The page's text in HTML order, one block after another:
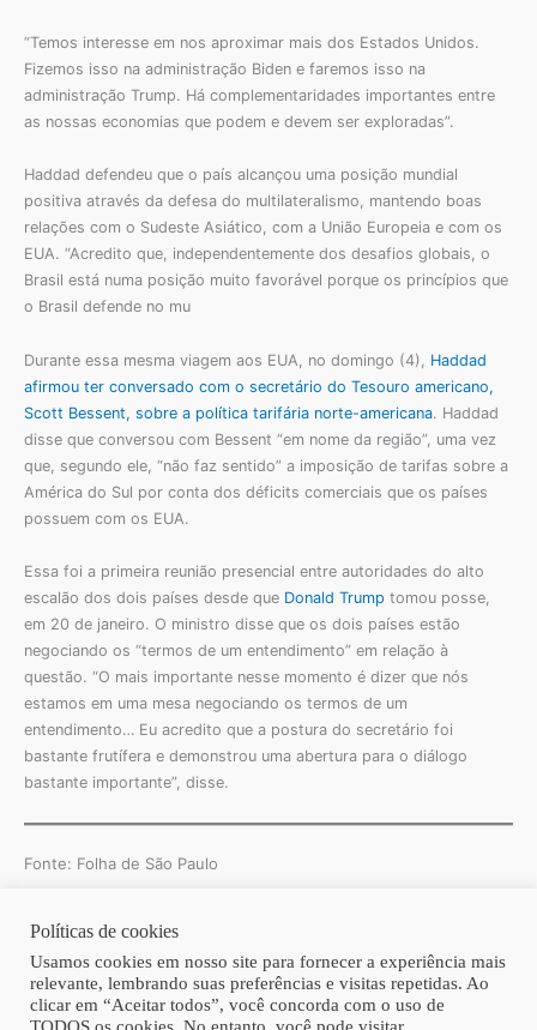
“Temos interesse em nos aproximar mais dos Estados Unidos.
Fizemos isso na administração Biden e faremos isso na
administração Trump. Há complementaridades importantes entre
as nossas economias que podem e devem ser exploradas”.
Haddad defendeu que o país alcançou uma posição mundial
positiva através da defesa do multilateralismo, mantendo boas
relações com o Sudeste Asiático, com a União Europeia e com os
EUA. “Acredito que, independentemente dos desafios globais, o
Brasil está numa posição muito favorável porque os princípios que
o Brasil defende no mu
Durante essa mesma viagem aos EUA, no domingo (4), Haddad
afirmou ter conversado com o secretário do Tesouro americano,
Scott Bessent, sobre a política tarifária norte-americana. Haddad
disse que conversou com Bessent “em nome da região”, uma vez
que, segundo ele, “não faz sentido” a imposição de tarifas sobre a
América do Sul por conta dos déficits comerciais que os países
possuem com os EUA.
Essa foi a primeira reunião presencial entre autoridades do alto
escalão dos dois países desde que Donald Trump tomou posse,
em 20 de janeiro. O ministro disse que os dois países estão
negociando os “termos de um entendimento” em relação à
questão. “O mais importante nesse momento é dizer que nós
estamos em uma mesa negociando os termos de um
entendimento… Eu acredito que a postura do secretário foi
bastante frutífera e demonstrou uma abertura para o diálogo
bastante importante”, disse.
Fonte: Folha de São Paulo
Copyright © 2026 | Homero Costa Advogados
Políticas de cookies
Usamos cookies em nosso site para fornecer a experiência mais
relevante, lembrando suas preferências e visitas repetidas. Ao
clicar em “Aceitar todos”, você concorda com o uso de